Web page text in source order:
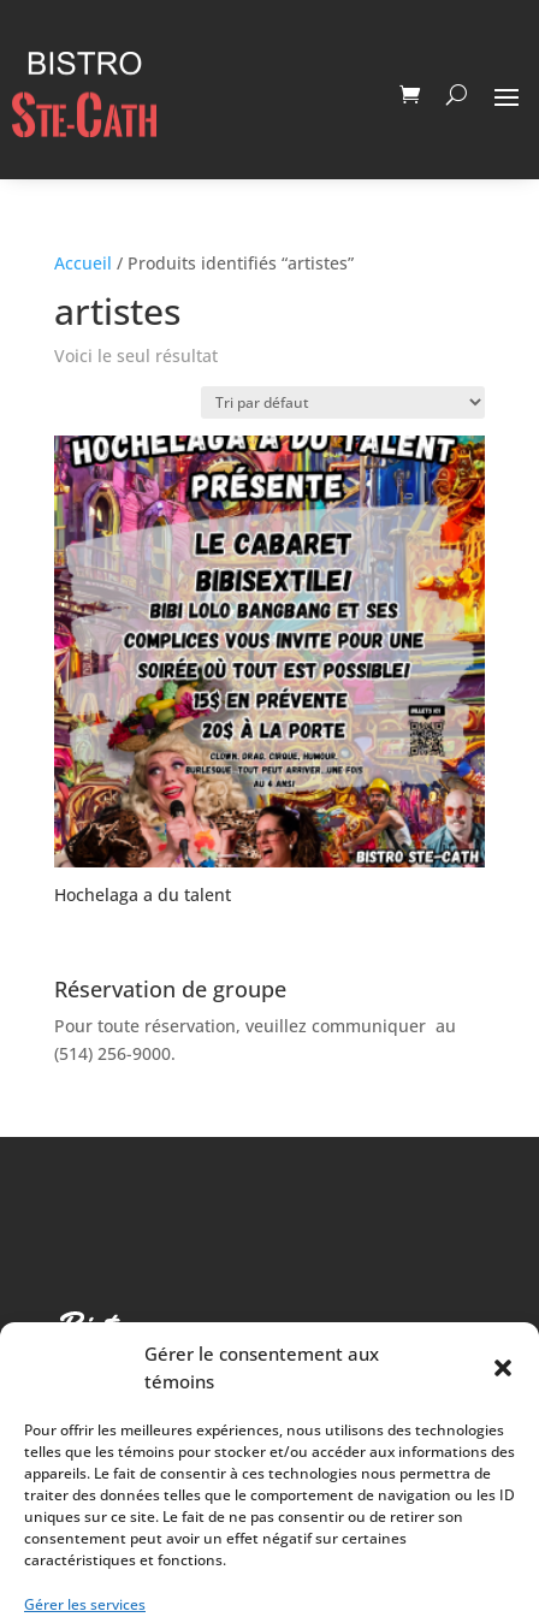
Gérer le consentement aux
témoins
Pour offrir les meilleures expériences, nous utilisons des technologies
telles que les témoins pour stocker et/ou accéder aux informations des
appareils. Le fait de consentir à ces technologies nous permettra de
traiter des données telles que le comportement de navigation ou les ID
uniques sur ce site. Le fait de ne pas consentir ou de retirer son
consentement peut avoir un effet négatif sur certaines
caractéristiques et fonctions.
Gérer les services
Accueil / Produits identifiés “artistes”
artistes
Voici le seul résultat
Hochelaga a du talent
Réservation de groupe
Pour toute réservation, veuillez communiquer au
(514) 256-9000.
Cuisine chaleureuse, spectacles de qualité et 100%
des surplus versés à la communauté
À PROPOS
Mission